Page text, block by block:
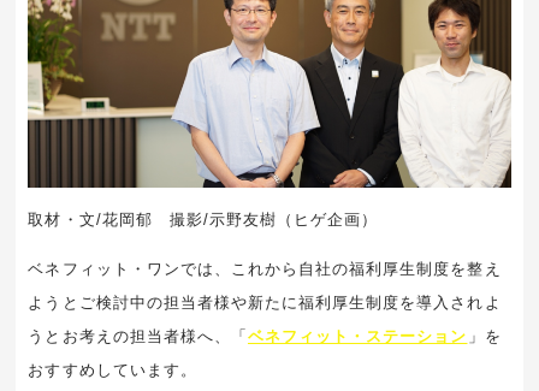
取材・文/花岡郁 撮影/示野友樹（ヒゲ企画）
ベネフィット・ワンでは、これから自社の福利厚生制度を整え
ようとご検討中の担当者様や新たに福利厚生制度を導入されよ
うとお考えの担当者様へ、「 ベネフィット・ステーション 」を
おすすめしています。